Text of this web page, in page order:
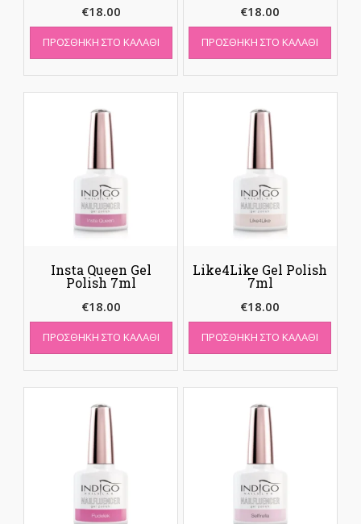
€18.00
ΠΡΟΣΘΉΚΗ ΣΤΟ ΚΑΛΆΘΙ
€18.00
ΠΡΟΣΘΉΚΗ ΣΤΟ ΚΑΛΆΘΙ
Insta Queen Gel
Polish 7ml
€18.00
ΠΡΟΣΘΉΚΗ ΣΤΟ ΚΑΛΆΘΙ
Like4Like Gel Polish
7ml
€18.00
ΠΡΟΣΘΉΚΗ ΣΤΟ ΚΑΛΆΘΙ